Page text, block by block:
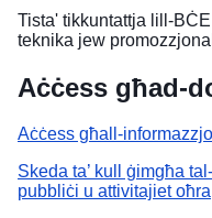
Tista' tikkuntattja lill-BĊE
teknika jew
Aċċess għad-
Aċċess għall-
Skeda ta’ kull ġimgħa
pubbliċi u attivitajiet oħra